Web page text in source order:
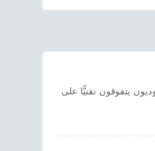
يتفوقون تقنيًّا على